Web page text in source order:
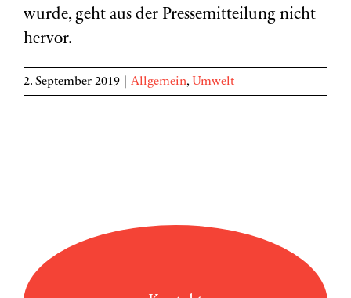
wurde, geht aus der Pressemitteilung nicht
hervor.
2. September 2019 Allgemein, Umwelt